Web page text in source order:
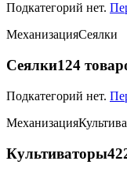
Подкатегорий нет.
МеханизацияСеялки
Сеялки124
Подкатегорий нет.
Механизация
Культиваторы